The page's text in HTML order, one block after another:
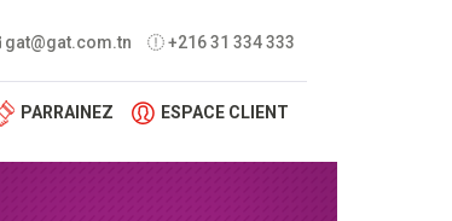
gat@gat.com.tn +216 31 334 333
PARRAINEZ ESPACE CLIENT